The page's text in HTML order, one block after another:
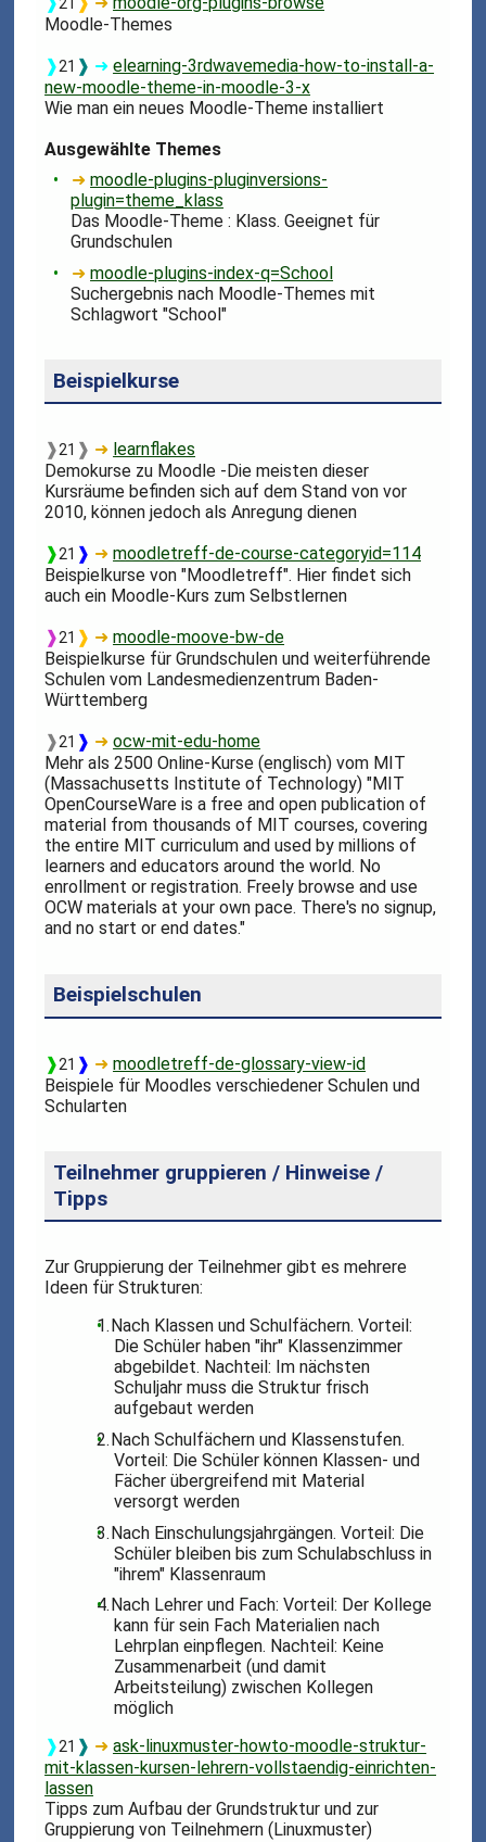
Moodle-Themes
❱21 ❱ ➜elearning-3rdwavemedia-how-to-install-a-
new-moodle-theme-in-moodle-3-x
Wie man ein neues Moodle-Theme installiert
Ausgewählte Themes
➜moodle-plugins-pluginversions-
plugin=theme_klass
Das Moodle-Theme : Klass. Geeignet für
Grundschulen
➜moodle-plugins-index-q=School
Suchergebnis nach Moodle-Themes mit
Schlagwort "School"
Beispielkurse
❱21 ❱ ➜ learnflakes
Demokurse zu Moodle -Die meisten dieser
Kursräume befinden sich auf dem Stand von vor
2010, können jedoch als Anregung dienen
❱21 ❱ ➜moodletreff-de-course-categoryid=114
Beispielkurse von "Moodletreff". Hier findet sich
auch ein Moodle-Kurs zum Selbstlernen
❱21 ❱ ➜moodle-moove-bw-de
Beispielkurse für Grundschulen und weiterführende
Schulen vom Landesmedienzentrum Baden-
Württemberg
❱21 ❱ ➜ocw-mit-edu-home
Mehr als 2500 Online-Kurse (englisch) vom MIT
(Massachusetts Institute of Technology) "MIT
OpenCourseWare is a free and open publication of
material from thousands of MIT courses, covering
the entire MIT curriculum and used by millions of
learners and educators around the world. No
enrollment or registration. Freely browse and use
OCW materials at your own pace. There's no signup,
and no start or end dates."
Beispielschulen
❱21 ❱ ➜moodletreff-de-glossary-view-id
Beispiele für Moodles verschiedener Schulen und
Schularten
Teilnehmer gruppieren / Hinweise /
Tipps
Zur Gruppierung der Teilnehmer gibt es mehrere
Ideen für Strukturen:
Nach Klassen und Schulfächern. Vorteil:
Die Schüler haben "ihr" Klassenzimmer
abgebildet. Nachteil: Im nächsten
Schuljahr muss die Struktur frisch
aufgebaut werden
Nach Schulfächern und Klassenstufen.
Vorteil: Die Schüler können Klassen- und
Fächer übergreifend mit Material
versorgt werden
Nach Einschulungsjahrgängen. Vorteil: Die
Schüler bleiben bis zum Schulabschluss in
"ihrem" Klassenraum
Nach Lehrer und Fach: Vorteil: Der Kollege
kann für sein Fach Materialien nach
Lehrplan einpflegen. Nachteil: Keine
Zusammenarbeit (und damit
Arbeitsteilung) zwischen Kollegen
möglich
❱21 ❱ ➜ask-linuxmuster-howto-moodle-struktur-
mit-klassen-kursen-lehrern-vollstaendig-einrichten-
lassen
Tipps zum Aufbau der Grundstruktur und zur
Gruppierung von Teilnehmern (Linuxmuster)